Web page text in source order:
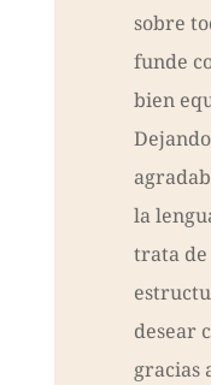
sobre
funde
bien
la
trata de
desear
gracias